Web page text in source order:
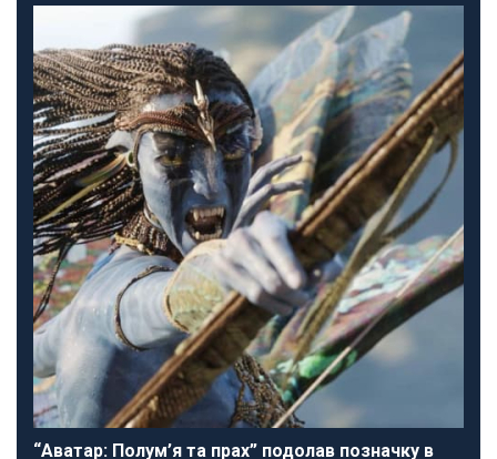
“Аватар: Полум’я та прах” подолав позначку в